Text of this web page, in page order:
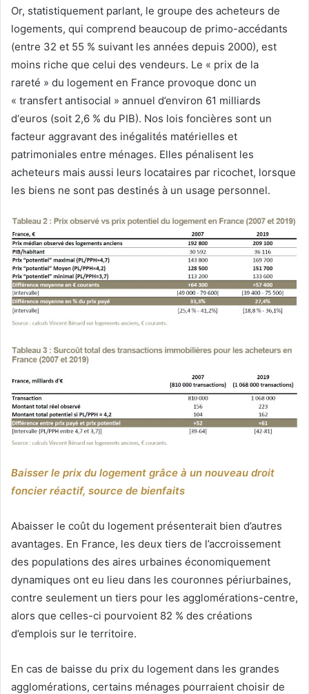
Or, statistiquement parlant, le groupe des acheteurs de
logements, qui comprend beaucoup de primo-accédants
(entre 32 et 55 % suivant les années depuis 2000), est
moins riche que celui des vendeurs. Le « prix de la
rareté » du logement en France provoque donc un
« transfert antisocial » annuel d’environ 61 milliards
d‘euros (soit 2,6 % du PIB). Nos lois foncières sont un
facteur aggravant des inégalités matérielles et
patrimoniales entre ménages. Elles pénalisent les
acheteurs mais aussi leurs locataires par ricochet, lorsque
les biens ne sont pas destinés à un usage personnel.
Baisser le prix du logement grâce à un nouveau droit
foncier réactif, source de bienfaits
Abaisser le coût du logement présenterait bien d’autres
avantages. En France, les deux tiers de l’accroissement
des populations des aires urbaines économiquement
dynamiques ont eu lieu dans les couronnes périurbaines,
contre seulement un tiers pour les agglomérations-centre,
alors que celles-ci pourvoient 82 % des créations
d’emplois sur le territoire.
En cas de baisse du prix du logement dans les grandes
agglomérations, certains ménages pourraient choisir de